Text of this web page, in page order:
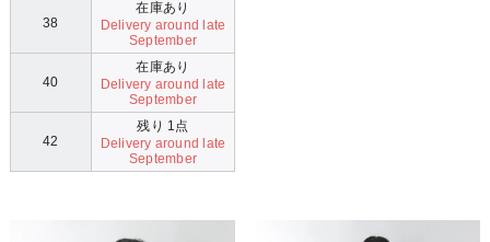
38
在庫あり
Delivery around late
September
40
在庫あり
Delivery around late
September
42
残り 1点
Delivery around late
September